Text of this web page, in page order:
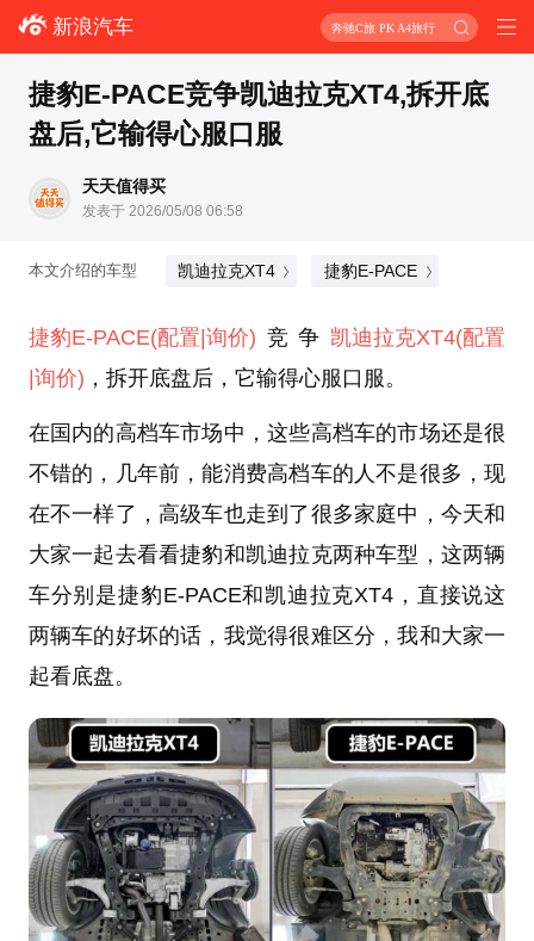
新浪汽车 奔驰C旅 PK A4旅行
捷豹E-PACE竞争凯迪拉克XT4,拆开底
盘后,它输得心服口服
天天值得买
发表于 2026/05/08 06:58
本文介绍的车型 凯迪拉克XT4 捷豹E-PACE
捷豹E-PACE(配置|询价) 竞争 凯迪拉克XT4(配置
|询价) ，拆开底盘后，它输得心服口服。
在国内的高档车市场中，这些高档车的市场还是很
不错的，几年前，能消费高档车的人不是很多，现
在不一样了，高级车也走到了很多家庭中，今天和
大家一起去看看捷豹和凯迪拉克两种车型，这两辆
车分别是捷豹E-PACE和凯迪拉克XT4，直接说这
两辆车的好坏的话，我觉得很难区分，我和大家一
起看底盘。